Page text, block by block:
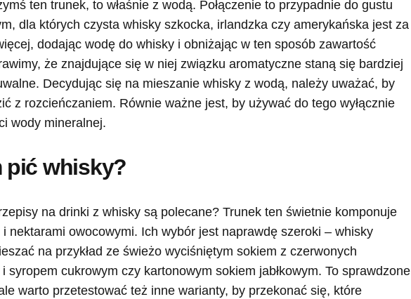
ten trunek, to właśnie z wodą. Połączenie to przypadnie do gustu
dla których czysta whisky szkocka, irlandzka czy amerykańska jest za
dodając wodę do whisky i obniżając w ten sposób zawartość
że znajdujące się w niej związku aromatyczne staną się bardziej
Decydując się na mieszanie whisky z wodą, należy uważać, by
z rozcieńczaniem. Równie ważne jest, by używać do tego wyłącznie
wody mineralnej.
pić whisky?
na drinki z whisky są polecane? Trunek ten świetnie komponuje
nektarami owocowymi. Ich wybór jest naprawdę szeroki – whisky
na przykład ze świeżo wyciśniętym sokiem z czerwonych
syropem cukrowym czy kartonowym sokiem jabłkowym. To sprawdzone
warto przetestować też inne warianty, by przekonać się, które